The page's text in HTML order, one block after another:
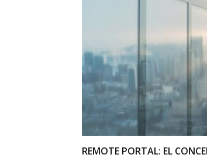
REMOTE PORTAL: EL